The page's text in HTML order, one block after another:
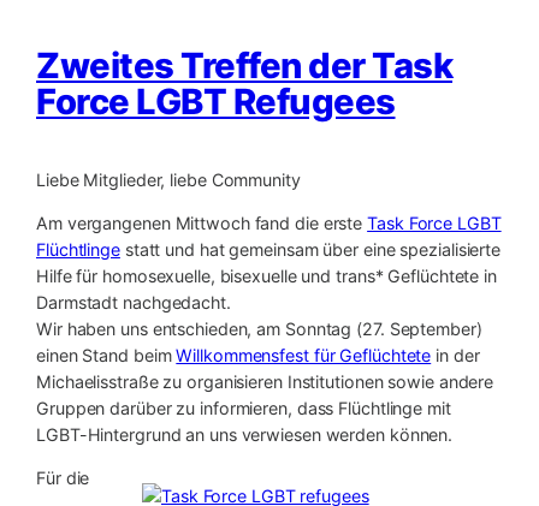
Zweites Treffen der Task
Force LGBT Refugees
Liebe Mitglieder, liebe Community
Am vergangenen Mittwoch fand die ersteTask Force LGBT
Flüchtlingestatt und hat gemeinsam über eine spezialisierte
Hilfe für homosexuelle, bisexuelle und trans* Geflüchtete in
Darmstadt nachgedacht.
Wir haben uns entschieden, am Sonntag (27. September)
einen Stand beimWillkommensfest für Geflüchtete in der
Michaelisstraße zu organisieren Institutionen sowie andere
Gruppen darüber zu informieren, dass Flüchtlinge mit
LGBT-Hintergrund an uns verwiesen werden können.
Für die